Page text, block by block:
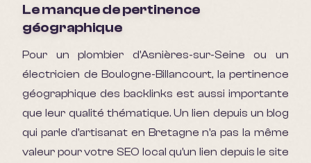
Le manque de pertinence
géographique
Pour un plombier d'Asnières-sur-Seine ou un
électricien de Boulogne-Billancourt, la pertinence
géographique des backlinks est aussi importante
que leur qualité thématique. Un lien depuis un blog
qui parle d'artisanat en Bretagne n'a pas la même
valeur pour votre SEO local qu'un lien depuis le site